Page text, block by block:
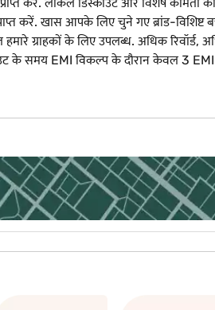
करें. लोकल डिस्काउंट और विशेष
करें. खास आपके लिए चुने गए ब्रांड-विशिष्ट
ग्राहकों के लिए उपलब्ध. अधिक रिवॉर्ड,
समय EMI विकल्प के दौरान केवल 3 EMI